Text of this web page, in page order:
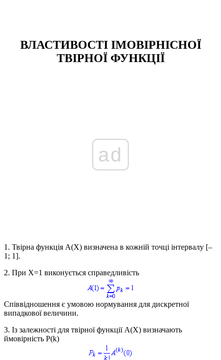
ВЛАСТИВОСТІ ІМОВІРНІСНОЇ
ТВІРНОЇ ФУНКЦІЇ
ad
1. Твірна функція А(Х) визначена в кожній точці інтервалу [–
1; 1].
2. При Х=1 виконується справедливість
Співвідношення є умовою нормування для дискретної
випадкової величини.
3. Із залежності для твірної функції А(Х) визначають
ймовірність P(k)